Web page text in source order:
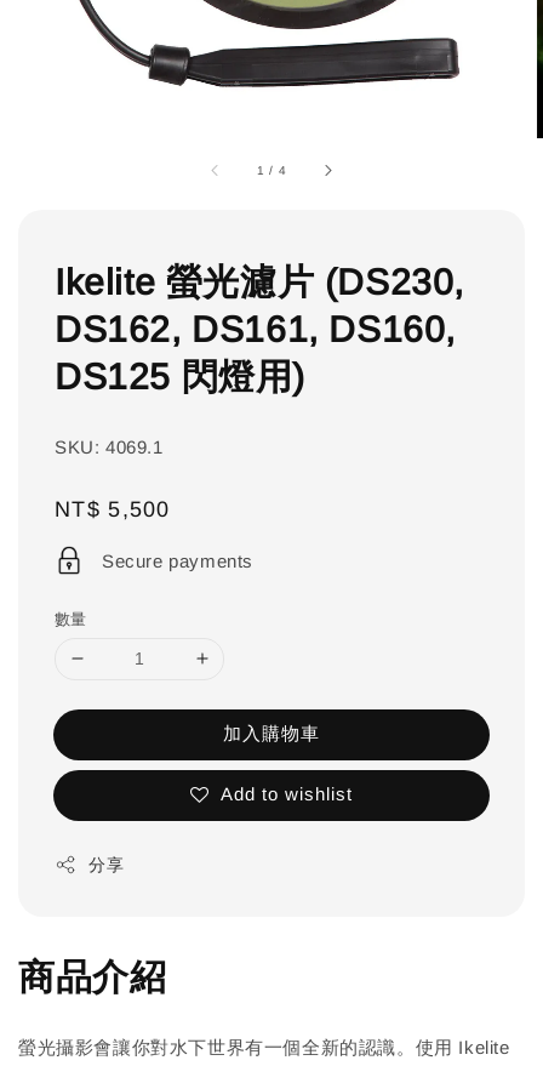
1 / 4
Ikelite 螢光濾片 (DS230,
DS162, DS161, DS160,
DS125 閃燈用)
SKU: 4069.1
Regular
price
NT$ 5,500
Secure payments
數量
加入購物車
Add to wishlist
分享
商品介紹
螢光攝影會讓你對水下世界有一個全新的認識。使用 Ikelite